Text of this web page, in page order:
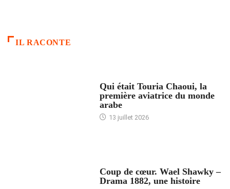
IL RACONTE
Qui était Touria Chaoui, la
première aviatrice du monde
arabe
13 juillet 2026
Coup de cœur. Wael Shawky –
Drama 1882, une histoire